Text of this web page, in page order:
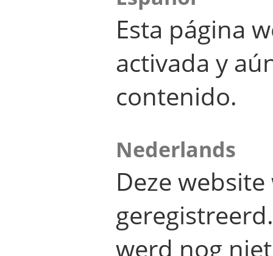
Esta página
activada y
contenido.
Nederlands
Deze
werd nog